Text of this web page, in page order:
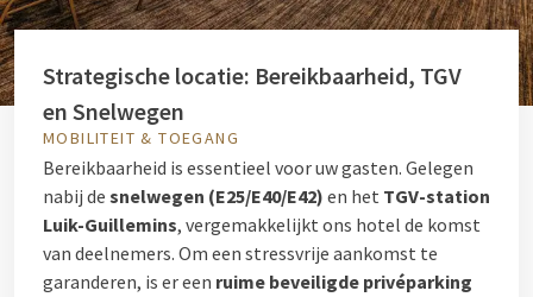
Strategische locatie: Bereikbaarheid, TGV
en Snelwegen
MOBILITEIT & TOEGANG
Bereikbaarheid is essentieel voor uw gasten. Gelegen
nabij de snelwegen (E25/E40/E42) en het TGV-station
Luik-Guillemins, vergemakkelijkt ons hotel de komst
van deelnemers. Om een stressvrije aankomst te
garanderen, is er een ruime beveiligde privéparking